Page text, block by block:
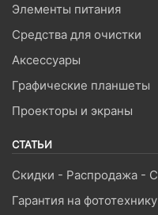
Элементы питания
Средства для очистки
Аксессуары
Графические планшеты
Проекторы и экраны
СТАТЬИ
Скидки - Распродажа -
Гарантия на фототехнику